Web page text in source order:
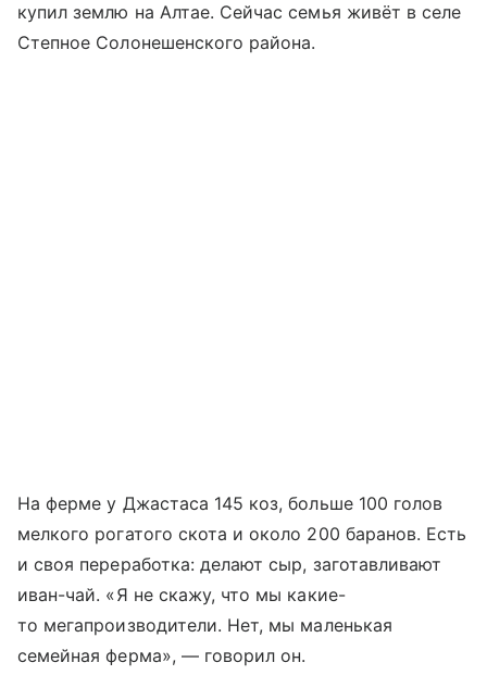
купил землю на Алтае. Сейчас семья живёт в селе
Степное Солонешенского района.
На ферме у Джастаса 145 коз, больше 100 голов
мелкого рогатого скота и около 200 баранов. Есть
и своя переработка: делают сыр, заготавливают
иван-чай. «Я не скажу, что мы какие-
то мегапроизводители. Нет, мы маленькая
семейная ферма», — говорил он.